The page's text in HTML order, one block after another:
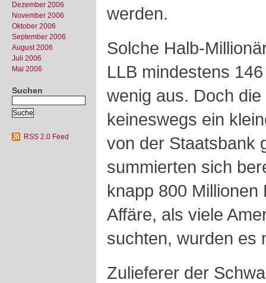
Dezember 2006
November 2006
Oktober 2006
September 2006
August 2006
Juli 2006
Mai 2006
Suchen
RSS 2.0 Feed
werden.
Solche Halb-
LLB mindestens
wenig aus. Doch
keineswegs ein
von der Staatsbank
summierten sich
knapp 800
Affäre, als viele
suchten, wurden es
Zulieferer der